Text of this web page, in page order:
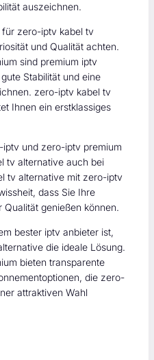
auszeichnen.
für zero-iptv kabel tv
und Qualität achten.
sind premium iptv
Stabilität und eine
zero-iptv kabel tv
Ihnen ein erstklassiges
und zero-iptv premium
tv alternative auch bei
tv alternative mit zero-iptv
dass Sie Ihre
Qualität genießen können.
bester iptv anbieter ist,
die ideale Lösung.
bieten transparente
die zero-
attraktiven Wahl